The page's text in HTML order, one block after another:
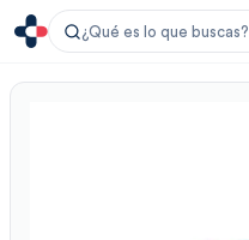
¿Qué es lo que buscas?